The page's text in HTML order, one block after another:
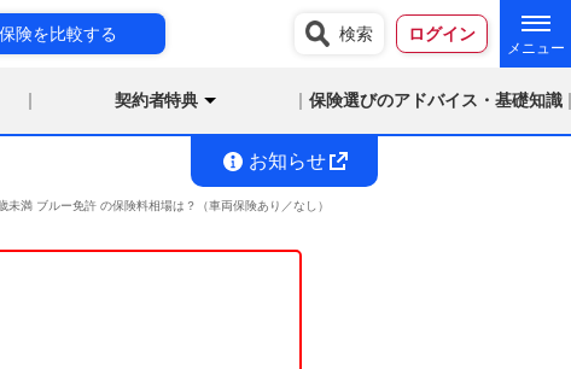
険を比較する 検索 ログイン
契約者特典 保険選びのアドバイス・基礎知識
お知らせ
満 ブルー免許 の保険料相場は？（車両保険あり／なし）